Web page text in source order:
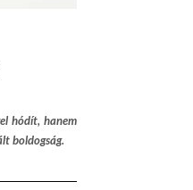
hódít, hanem
boldogság.